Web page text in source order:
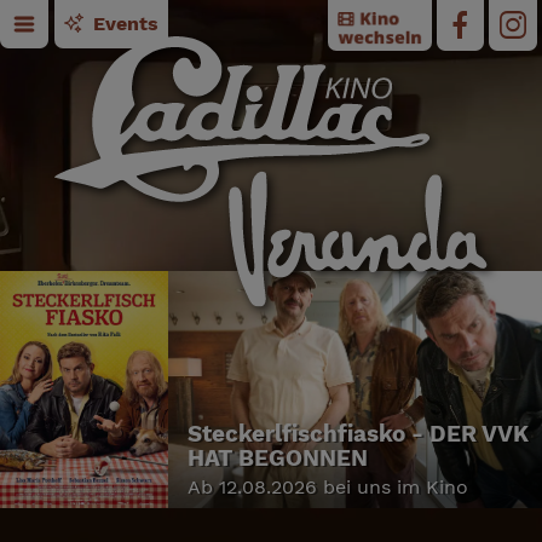
Events
Steckerlfischfiasko - DER VVK
HAT BEGONNEN
Ab 12.08.2026 bei uns im Kino